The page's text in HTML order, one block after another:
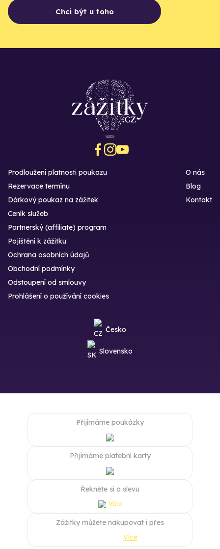
Chci být u toho
Prodloužení platnosti poukazu
Rezervace termínu
Dárkový poukaz na zážitek
O nás
Blog
Kontakt
Ceník služeb
Partnerský (affiliate) program
Pojištění k zážitku
Ochrana osobních údajů
Obchodní podmínky
Odstoupení od smlouvy
Prohlášení o používání cookies
Česko
Slovensko
Přijímáme poukázky
Přijímáme platební karty
Řekněte si o slevu
Více
Zážitky můžete nakupovat i přes
Více